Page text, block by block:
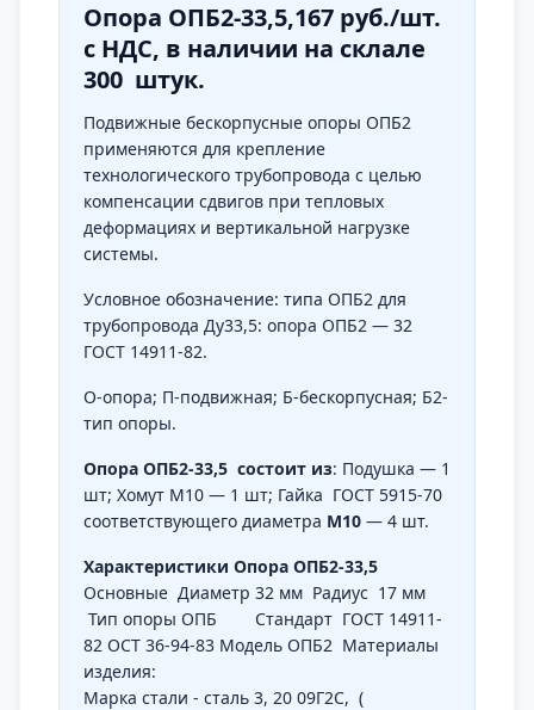
Опора ОПБ2-33,5,167 руб./шт.
с НДС, в наличии на склале
300 штук.
Подвижные бескорпусные опоры ОПБ2
применяются для крепление
технологического трубопровода с целью
компенсации сдвигов при тепловых
деформациях и вертикальной нагрузке
системы.
Условное обозначение: типа ОПБ2 для
трубопровода Ду33,5: опора ОПБ2 — 32
ГОСТ 14911-82.
О-опора; П-подвижная; Б-бескорпусная; Б2-
тип опоры.
Опора ОПБ2-33,5 состоит из: Подушка — 1
шт; Хомут М10 — 1 шт; Гайка ГОСТ 5915-70
соответствующего диаметра М10 — 4 шт.
Характеристики Опора ОПБ2-33,5
Основные Диаметр 32 мм Радиус 17 мм
Тип опоры ОПБ Стандарт ГОСТ 14911-
82 ОСТ 36-94-83 Модель ОПБ2 Материалы
изделия:
Марка стали - сталь 3, 20 09Г2С, (